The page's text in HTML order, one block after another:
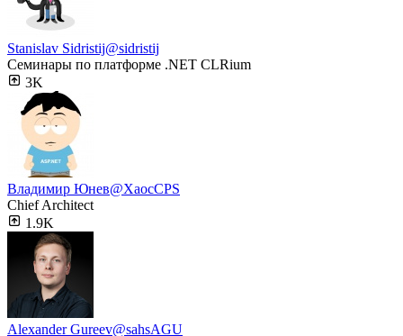
Stanislav Sidristij@sidristij
Семинары по платформе .NET CLRium
3K
Владимир Юнев@XaocCPS
Chief Architect
1.9K
Alexander Gureev@sahsAGU